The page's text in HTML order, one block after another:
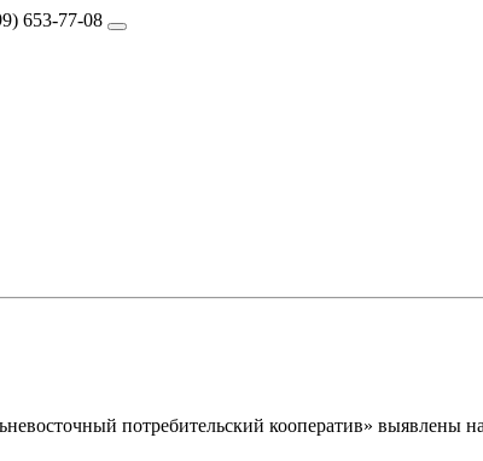
653-77-08
потребительский кооператив» выявлены